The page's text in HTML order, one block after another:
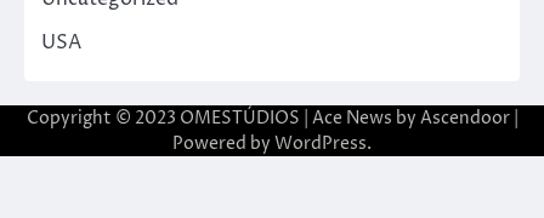
USA
Copyright © 2023 OMESTÚDIOS | Ace News by Ascendoor|
Powered by WordPress.